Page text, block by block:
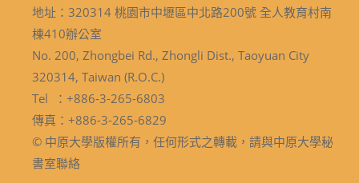
地址：320314 桃園市中壢區中北路200號 全人教育村南
棟410辦公室
No. 200, Zhongbei Rd., Zhongli Dist., Taoyuan City
320314, Taiwan (R.O.C.)
Tel ：+886-3-265-6803
傳真：+886-3-265-6829
© 中原大學版權所有，任何形式之轉載，請與中原大學秘
書室聯絡